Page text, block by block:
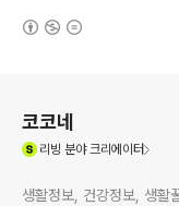
코코네
리빙 분야 크리에이터
생활정보, 건강정보, 생활